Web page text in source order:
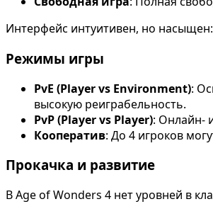
Интерфейс интуитивен, но
Режимы игры
PvE (Player vs Environment):
высокую реиграбельность.
PvP (Player vs Player): Онлайн-
Кооператив: До 4 игроков
Прокачка и развитие
В Age of Wonders 4 нет уровней в